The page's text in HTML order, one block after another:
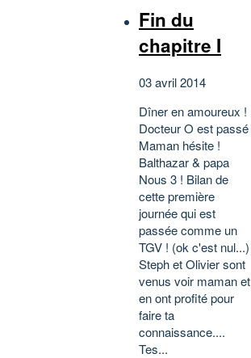
Fin du
chapitre I
03 avril 2014
Dîner en amoureux !
Docteur O est passé
Maman hésite !
Balthazar & papa
Nous 3 ! Bilan de
cette première
journée qui est
passée comme un
TGV ! (ok c'est nul...)
Steph et Olivier sont
venus voir maman et
en ont profité pour
faire ta
connaissance....
Tes...